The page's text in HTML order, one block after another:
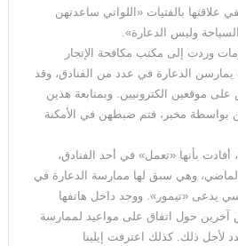
علاقتها بالفتيات «اللواتي ساعدتهن
وليس الدعارة».
وردت إلى مكتب مكافحة الإتجار
الدعارة في عدد من الفنادق، وقد
موقعين الكترونيين. وبمتابعة هذين
بواسطة مخبر، فتم ضبطهن في الأمكنة
أفادت بأنها «تعمل» في أحد الفنادق،
وهي سبق لها ممارسة الدعارة في
يدعى «تيمور». ووجد داخل هاتفها
آخرين حول اتفاق على مواعيد لممارسة
لأجل ذلك. كذلك اعترفت إيلينا